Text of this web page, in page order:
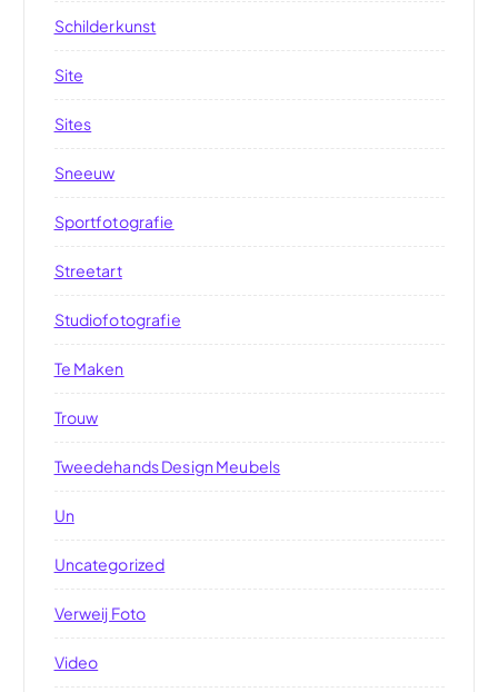
Schilderkunst
Site
Sites
Sneeuw
Sportfotografie
Streetart
Studiofotografie
Te Maken
Trouw
Tweedehands Design Meubels
Un
Uncategorized
Verweij Foto
Video